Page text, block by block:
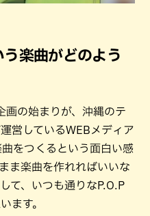
楽曲がどのよう
画の始まりが、沖縄のテ
営しているWEBメディア
をつくるという面白い感
ま楽曲を作れればいいな
て、いつも通りなP.O.P
ます。